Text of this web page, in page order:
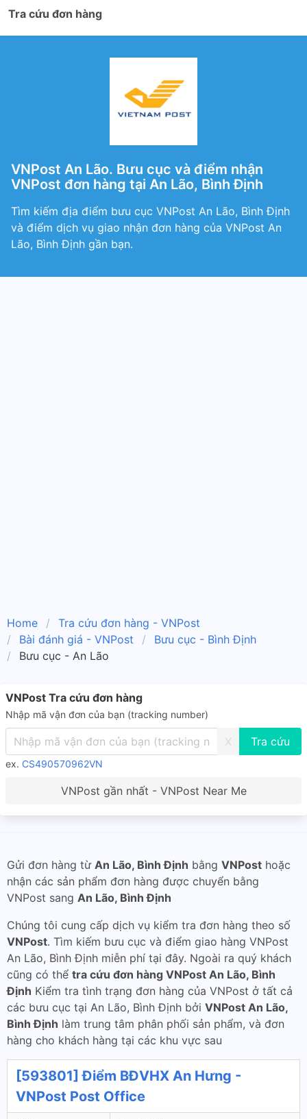
Tra cứu đơn hàng
VNPost An Lão. Bưu cục và điểm nhận
VNPost đơn hàng tại An Lão, Bình Định
Tìm kiếm địa điểm bưu cục VNPost An Lão, Bình Định
và điểm dịch vụ giao nhận đơn hàng của VNPost An
Lão, Bình Định gần bạn.
Home
Tra cứu đơn hàng - VNPost
Bài đánh giá - VNPost
Bưu cục - Bình Định
Bưu cục - An Lão
VNPost Tra cứu đơn hàng
Nhập mã vận đơn của bạn (tracking number)
X
ex. CS490570962VN
VNPost gần nhất - VNPost Near Me
Gửi đơn hàng từ An Lão, Bình Định bằng VNPost hoặc
nhận các sản phẩm đơn hàng được chuyển bằng
VNPost sang An Lão, Bình Định
Chúng tôi cung cấp dịch vụ kiểm tra đơn hàng theo số
VNPost. Tìm kiếm bưu cục và điểm giao hàng VNPost
An Lão, Bình Định miễn phí tại đây. Ngoài ra quý khách
cũng có thể tra cứu đơn hàng VNPost An Lão, Bình
Định Kiểm tra tình trạng đơn hàng của VNPost ở tất cả
các bưu cục tại An Lão, Bình Định bởi VNPost An Lão,
Bình Định làm trung tâm phân phối sản phẩm, và đơn
hàng cho khách hàng tại các khu vực sau
[593801] Điểm BĐVHX An Hưng -
VNPost Post Office